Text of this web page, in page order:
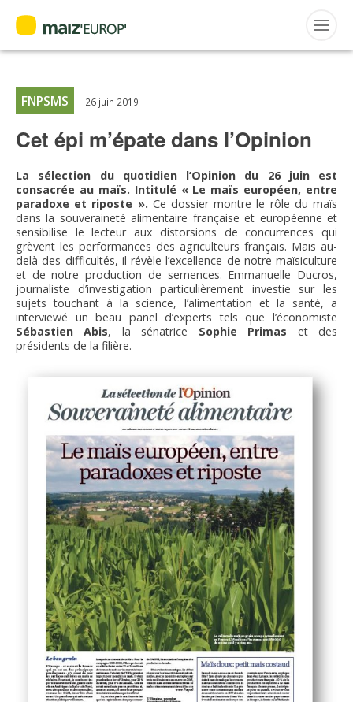
MAIZ’EUROP’
AGPM
CERTIFICATION CE2+
AGPM MAÏS DOUX
AGPM MAÏS SEMENCE
CEPM
IRRIGANTS DE FRANCE
GERM-SERVICES
EMPLOI
ACTUALITÉS
Accueil >Maiz'Europ'> Cet épi m’épate dans l’Opinion
FNPSMS 26 juin 2019
Cet épi m’épate dans l’Opinion
La sélection du quotidien l’Opinion du 26 juin est
consacrée au maïs. Intitulé « Le maïs européen, entre
paradoxe et riposte ». Ce dossier montre le rôle du maïs
dans la souveraineté alimentaire française et européenne et
sensibilise le lecteur aux distorsions de concurrences qui
grèvent les performances des agriculteurs français. Mais au-
delà des difficultés, il révèle l’excellence de notre maïsiculture
et de notre production de semences. Emmanuelle Ducros,
journaliste d’investigation particulièrement investie sur les
sujets touchant à la science, l’alimentation et la santé, a
interviewé un beau panel d’experts tels que l’économiste
Sébastien Abis, la sénatrice Sophie Primas et des
présidents de la filière.